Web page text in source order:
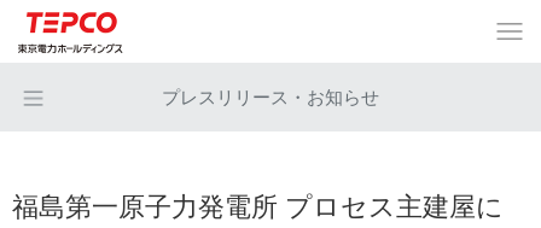
プレスリリース・お知らせ
福島第一原子力発電所 プロセス主建屋に